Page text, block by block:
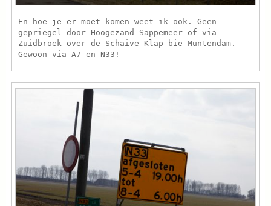
En hoe je er moet komen weet ik ook. Geen
gepriegel door Hoogezand Sappemeer of via
Zuidbroek over de Schaive Klap bie Muntendam.
Gewoon via A7 en N33!